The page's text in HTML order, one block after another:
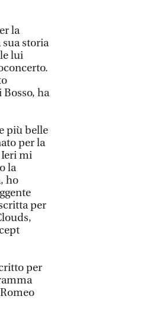
la
storia
lui
ha
più belle
per la
Ieri mi
la
ho
per
per